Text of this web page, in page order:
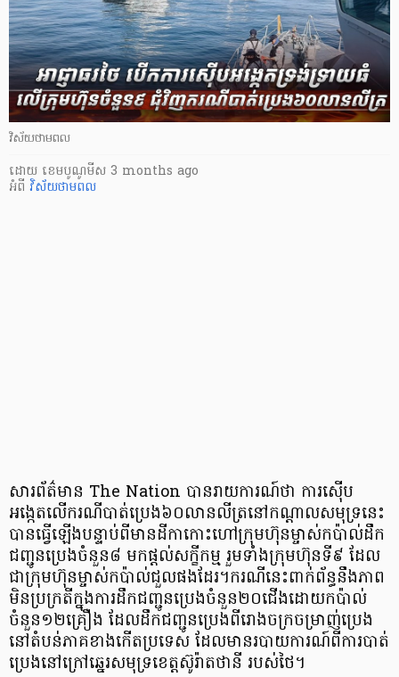
វិស័យថាមពល
ដោយ ​ ខេមបូណូមីស 3 months ago
អំពី វិស័យថាមពល
សារព័ត៌មាន The Nation បានរាយការណ៍ថា ការស៊ើប
អង្កេតលើករណីបាត់ប្រេង៦០លានលីត្រនៅកណ្ដាលសមុទ្រនេះ
បានធ្វើឡើងបន្ទាប់ពីមានដីកាកោះហៅក្រុមហ៊ុនម្ចាស់កប៉ាល់ដឹក
ជញ្ជូនប្រេងចំនួន៨ មកផ្ដល់សក្ខីកម្ម រួមទាំងក្រុមហ៊ុនទី៩ ដែល
ជាក្រុមហ៊ុនម្ចាស់កប៉ាល់ជួលផងដែរ។ករណីនេះពាក់ព័ន្ធនឹងភាព
មិនប្រក្រតីក្នុងការដឹកជញ្ជូនប្រេងចំនួន២០ជើងដោយកប៉ាល់
ចំនួន១២គ្រឿង ដែលដឹកជញ្ជូនប្រេងពីរោងចក្រចម្រាញ់ប្រេង
នៅតំបន់ភាគខាងកើតប្រទេស ដែលមានរបាយការណ៍ពីការបាត់
ប្រេងនៅក្រៅឆ្នេរសមុទ្រខេត្តស៊ូរ៉ាតថានី របស់ថៃ។